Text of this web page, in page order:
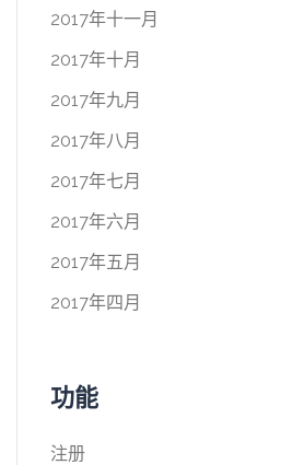
2017年十一月
2017年十月
2017年九月
2017年八月
2017年七月
2017年六月
2017年五月
2017年四月
功能
注册